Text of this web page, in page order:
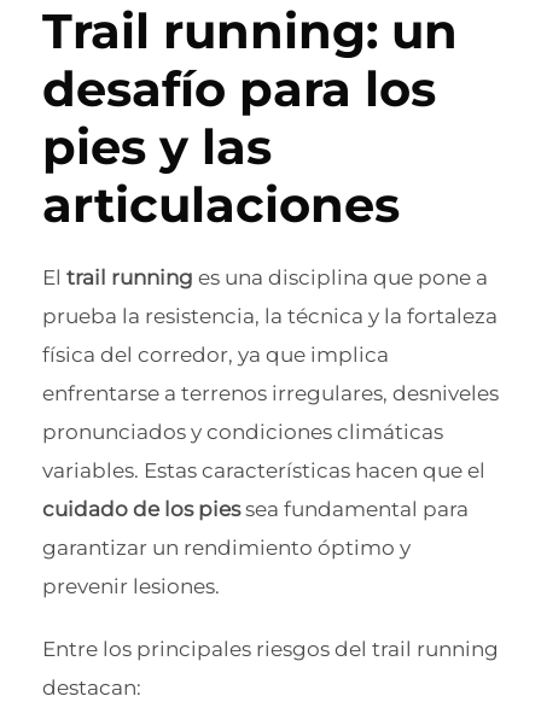
Trail running: un
desafío para los
pies y las
articulaciones
El trail running es una disciplina que pone a
prueba la resistencia, la técnica y la fortaleza
física del corredor, ya que implica
enfrentarse a terrenos irregulares, desniveles
pronunciados y condiciones climáticas
variables. Estas características hacen que el
cuidado de los piessea fundamental para
garantizar un rendimiento óptimo y
prevenir lesiones.
Entre los principales riesgos del trail running
destacan: